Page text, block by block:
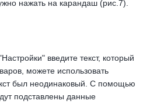
нажать на карандаш (рис.7).
введите текст, который
можете использовать
был неодинаковый. С помощью
подставлены данные